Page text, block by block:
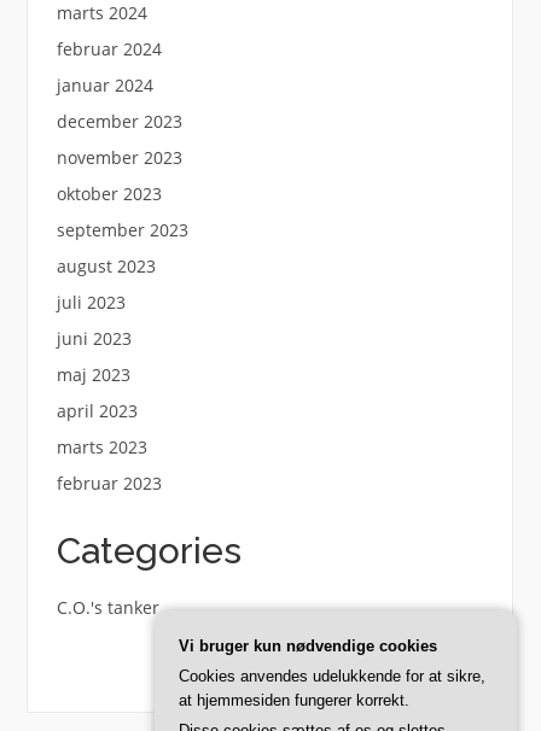
marts 2024
februar 2024
januar 2024
december 2023
november 2023
oktober 2023
september 2023
august 2023
juli 2023
juni 2023
maj 2023
april 2023
marts 2023
februar 2023
Categories
C.O.'s tanker
Vi bruger kun nødvendige cookies
Cookies anvendes udelukkende for at sikre,
at hjemmesiden fungerer korrekt.